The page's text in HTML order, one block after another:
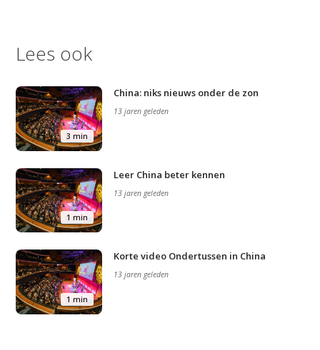
Lees ook
3 min
China: niks nieuws onder de zon
13 jaren geleden
1 min
Leer China beter kennen
13 jaren geleden
1 min
Korte video Ondertussen in China
13 jaren geleden